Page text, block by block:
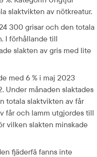
slaktvikten av nötkreatur.
300 grisar och den totala
I förhållande till
slakten av gris med lite
med 6 % i maj 2023
Under månaden slaktades
totala slaktvikten av får
får och lamm utgjordes till
vilken slakten minskade
fjäderfä fanns inte